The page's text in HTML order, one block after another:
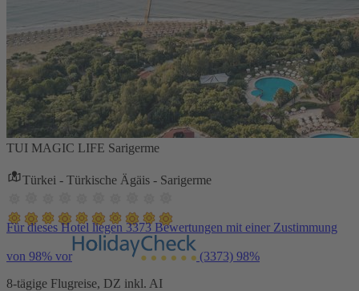
TUI MAGIC LIFE Sarigerme
Türkei - Türkische Ägäis - Sarigerme
Für dieses Hotel liegen 3373 Bewertungen mit einer Zustimmung
von 98% vor (3373) 98%
8-tägige Flugreise, DZ inkl. AI